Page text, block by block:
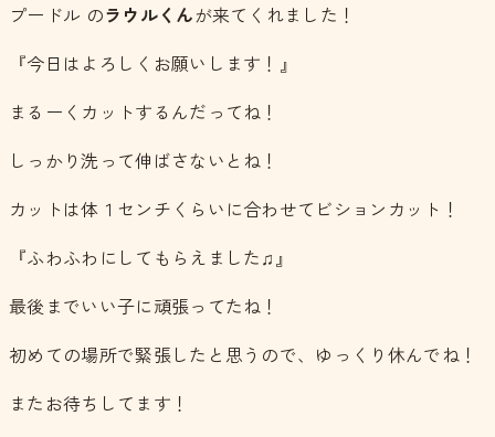
プードル のラウルくんが来てくれました！
『今日はよろしくお願いします！』
まるーくカットするんだってね！
しっかり洗って伸ばさないとね！
カットは体１センチくらいに合わせてビションカット！
『ふわふわにしてもらえました♫』
最後までいい子に頑張ってたね！
初めての場所で緊張したと思うので、ゆっくり休んでね！
またお待ちしてます！